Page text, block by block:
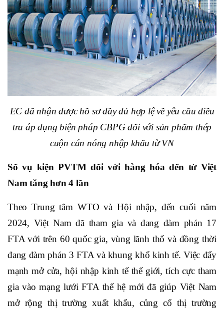
EC đã nhận được hồ sơ đầy đủ hợp lệ về yêu cầu điều
tra áp dụng biện pháp CBPG đối với sản phẩm thép
cuộn cán nóng nhập khẩu từ VN
Số vụ kiện PVTM đối với hàng hóa đến từ Việt
Nam tăng hơn 4 lần
Theo Trung tâm WTO và Hội nhập, đến cuối năm
2024, Việt Nam đã tham gia và đang đàm phán 17
FTA với trên 60 quốc gia, vùng lãnh thổ và đồng thời
đang đàm phán 3 FTA và khung khổ kinh tế. Việc đẩy
mạnh mở cửa, hội nhập kinh tế thế giới, tích cực tham
gia vào mạng lưới FTA thế hệ mới đã giúp Việt Nam
mở rộng thị trường xuất khẩu, củng cố thị trường